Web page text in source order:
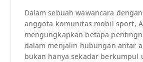
Dalam sebuah wawancara
anggota komunitas mobil sport,
mengungkapkan betapa
dalam menjalin hubungan antar
bukan hanya sekadar berkumpul